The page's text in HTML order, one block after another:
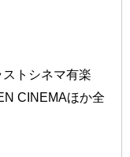
トシネマ有楽
CINEMAほか全